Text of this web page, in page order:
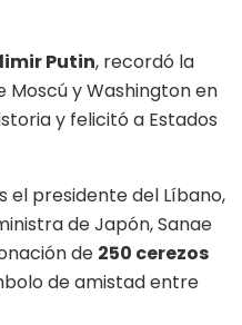
Putin, recordó la
y Washington en
y felicitó a Estados
el presidente del Líbano,
de Japón, Sanae
de 250 cerezos
de amistad entre